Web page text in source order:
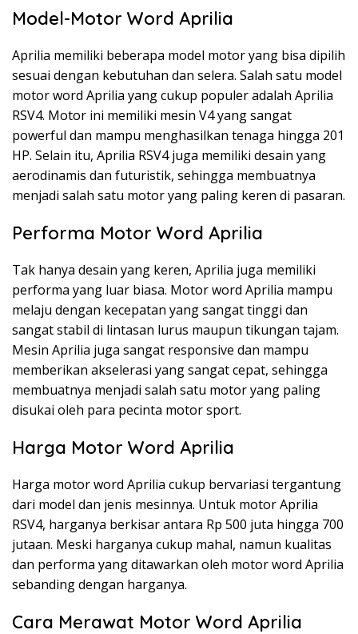
Model-Motor Word Aprilia
Aprilia memiliki beberapa model motor yang bisa dipilih
sesuai dengan kebutuhan dan selera. Salah satu model
motor word Aprilia yang cukup populer adalah Aprilia
RSV4. Motor ini memiliki mesin V4 yang sangat
powerful dan mampu menghasilkan tenaga hingga 201
HP. Selain itu, Aprilia RSV4 juga memiliki desain yang
aerodinamis dan futuristik, sehingga membuatnya
menjadi salah satu motor yang paling keren di pasaran.
Performa Motor Word Aprilia
Tak hanya desain yang keren, Aprilia juga memiliki
performa yang luar biasa. Motor word Aprilia mampu
melaju dengan kecepatan yang sangat tinggi dan
sangat stabil di lintasan lurus maupun tikungan tajam.
Mesin Aprilia juga sangat responsive dan mampu
memberikan akselerasi yang sangat cepat, sehingga
membuatnya menjadi salah satu motor yang paling
disukai oleh para pecinta motor sport.
Harga Motor Word Aprilia
Harga motor word Aprilia cukup bervariasi tergantung
dari model dan jenis mesinnya. Untuk motor Aprilia
RSV4, harganya berkisar antara Rp 500 juta hingga 700
jutaan. Meski harganya cukup mahal, namun kualitas
dan performa yang ditawarkan oleh motor word Aprilia
sebanding dengan harganya.
Cara Merawat Motor Word Aprilia